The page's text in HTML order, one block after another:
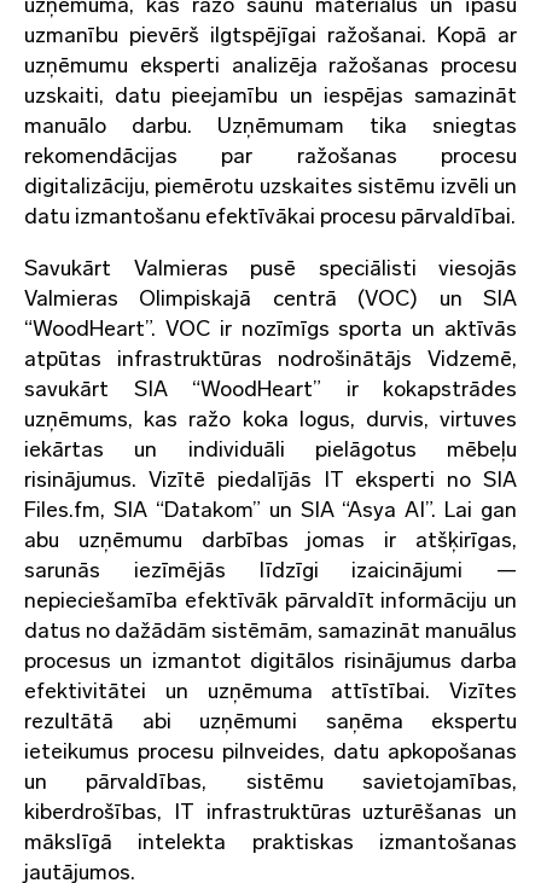
uzņēmumā, kas ražo saunu materiālus un īpašu
uzmanību pievērš ilgtspējīgai ražošanai. Kopā ar
uzņēmumu eksperti analizēja ražošanas procesu
uzskaiti, datu pieejamību un iespējas samazināt
manuālo darbu. Uzņēmumam tika sniegtas
rekomendācijas par ražošanas procesu
digitalizāciju, piemērotu uzskaites sistēmu izvēli un
datu izmantošanu efektīvākai procesu pārvaldībai.
Savukārt Valmieras pusē speciālisti viesojās
Valmieras Olimpiskajā centrā (VOC) un SIA
“WoodHeart”. VOC ir nozīmīgs sporta un aktīvās
atpūtas infrastruktūras nodrošinātājs Vidzemē,
savukārt SIA “WoodHeart” ir kokapstrādes
uzņēmums, kas ražo koka logus, durvis, virtuves
iekārtas un individuāli pielāgotus mēbeļu
risinājumus. Vizītē piedalījās IT eksperti no SIA
Files.fm, SIA “Datakom” un SIA “Asya AI”. Lai gan
abu uzņēmumu darbības jomas ir atšķirīgas,
sarunās iezīmējās līdzīgi izaicinājumi —
nepieciešamība efektīvāk pārvaldīt informāciju un
datus no dažādām sistēmām, samazināt manuālus
procesus un izmantot digitālos risinājumus darba
efektivitātei un uzņēmuma attīstībai. Vizītes
rezultātā abi uzņēmumi saņēma ekspertu
ieteikumus procesu pilnveides, datu apkopošanas
un pārvaldības, sistēmu savietojamības,
kiberdrošības, IT infrastruktūras uzturēšanas un
mākslīgā intelekta praktiskas izmantošanas
jautājumos.